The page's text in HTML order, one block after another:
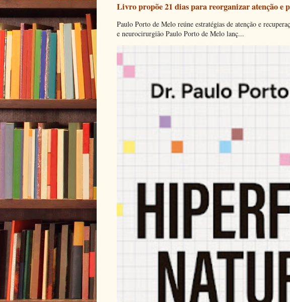
Livro propõe 21 dias para reorganizar atenção e
Paulo Porto de Melo reúne estratégias de atenção e
e neurocirurgião Paulo Porto de Melo lanç...